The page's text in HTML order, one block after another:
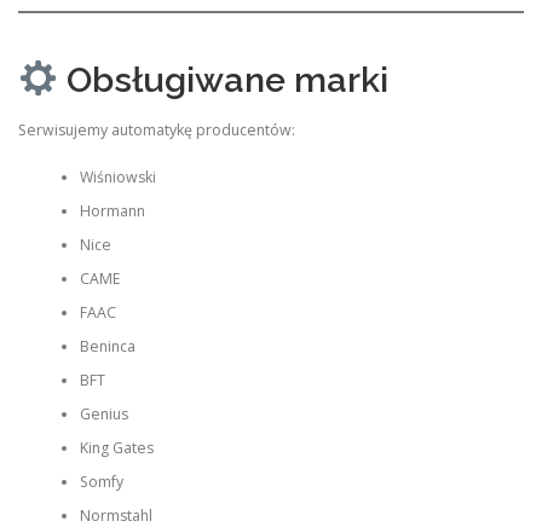
Obsługiwane marki
Serwisujemy automatykę producentów:
Wiśniowski
Hormann
Nice
CAME
FAAC
Beninca
BFT
Genius
King Gates
Somfy
Normstahl